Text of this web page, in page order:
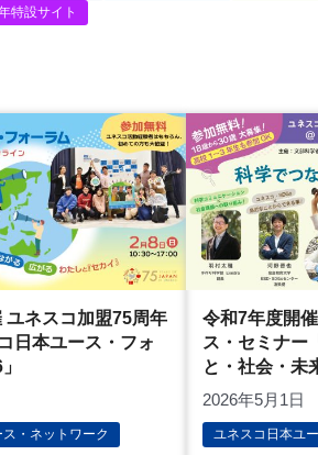
特設サイト
ユネスコ加盟75周年
日本ユース・フォ
・ネットワーク
令和7年度開
ス・セミナー
と・社会・未
2026年5月1日
ユネスコ日本ユ